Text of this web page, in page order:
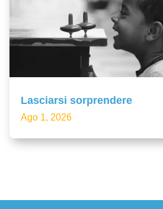
Lasciarsi sorprendere
Ago 1, 2026